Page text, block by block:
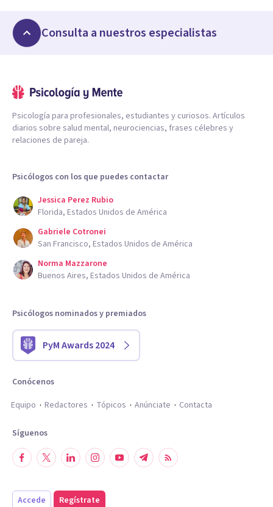
Consulta a nuestros especialistas
Psicología para profesionales, estudiantes y curiosos. Artículos
diarios sobre salud mental, neurociencias, frases célebres y
relaciones de pareja.
Psicólogos con los que puedes contactar
Jessica Perez Rubio
Florida, Estados Unidos de América
Gabriele Cotronei
San Francisco, Estados Unidos de América
Norma Mazzarone
Buenos Aires, Estados Unidos de América
Psicólogos nominados y premiados
PyM Awards 2024
Conócenos
Equipo
Redactores Tópicos Anúnciate Contacta
Síguenos
Accede Regístrate